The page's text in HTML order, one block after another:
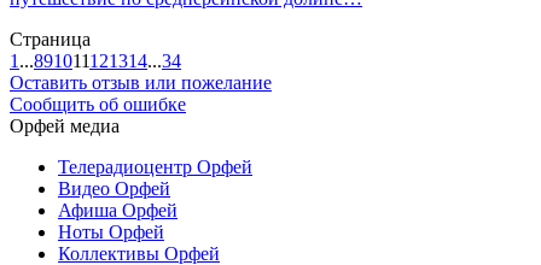
Страница
1 ...891011121314...34
Оставить отзыв или пожелание
Сообщить об ошибке
Орфей медиа
Телерадиоцентр Орфей
Видео Орфей
Афиша Орфей
Ноты Орфей
Коллективы Орфей